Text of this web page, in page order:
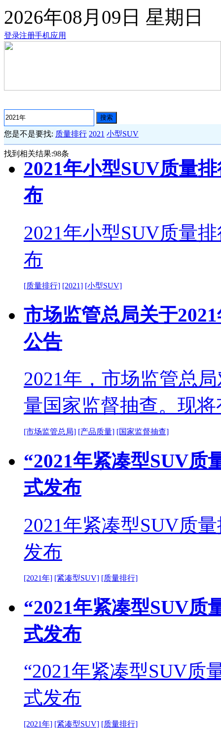
2026年08月09日 星期日
登录注册手机应用
搜索
您是不是要找: 质量排行 2021 小型SUV
找到相关结果:98条
2021年小型SUV质量
布
2021年小型SUV质量
布
[质量排行] [2021] [小型SUV]
市场监管总局关于
公告
2021年，市场监管总
量国家监督抽查。现
[市场监管总局] [产品质量] [国家监督抽查]
“2021年紧凑型SUV质
式发布
2021年紧凑型SUV质
发布
[2021年] [紧凑型SUV] [质量排行]
“2021年紧凑型SUV质
式发布
“2021年紧凑型SUV质
式发布
[2021年] [紧凑型SUV] [质量排行]